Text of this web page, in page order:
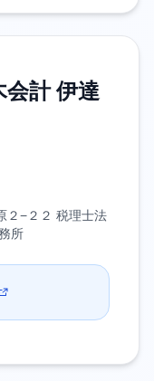
計 伊達
２−２２ 税理士法
所